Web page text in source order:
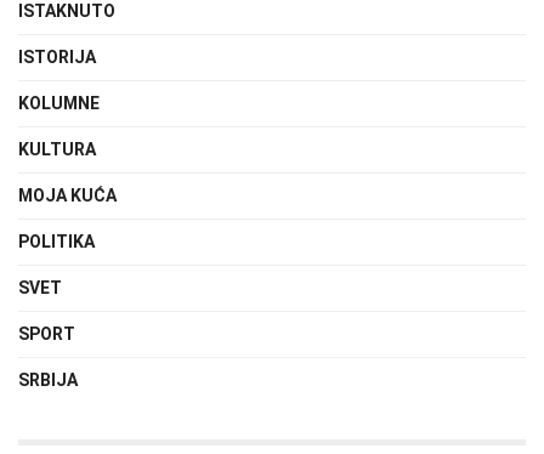
ISTAKNUTO
ISTORIJA
KOLUMNE
KULTURA
MOJA KUĆA
POLITIKA
SVET
SPORT
SRBIJA